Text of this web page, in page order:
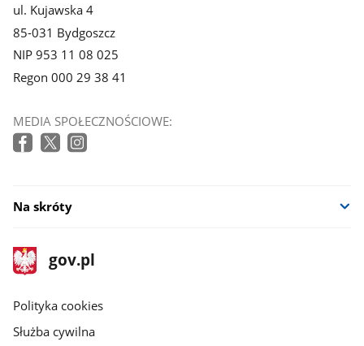
ul. Kujawska 4
85-031 Bydgoszcz
NIP 953 11 08 025
Regon 000 29 38 41
MEDIA SPOŁECZNOŚCIOWE:
Na skróty
stopka
gov.pl
Strona
gov.pl
gov.pl
Polityka cookies
Służba cywilna